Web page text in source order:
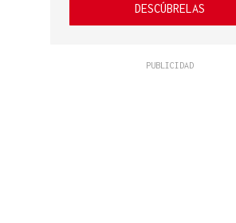
DESCÚBRELAS